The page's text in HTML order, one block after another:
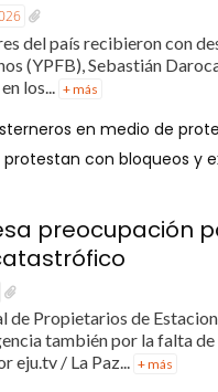
del país recibieron con
(YPFB), Sebastián
los... + más
en medio de
protestan con bloqueos y
preocupación
de Propietarios de
también por la falta
eju.tv / La Paz... + más